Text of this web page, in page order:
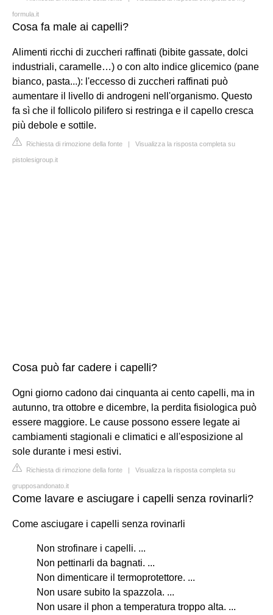
formula.it
Cosa fa male ai capelli?
Alimenti ricchi di zuccheri raffinati (bibite gassate, dolci
industriali, caramelle…) o con alto indice glicemico (pane
bianco, pasta...): l'eccesso di zuccheri raffinati può
aumentare il livello di androgeni nell'organismo. Questo
fa sì che il follicolo pilifero si restringa e il capello cresca
più debole e sottile.
Richiesta di rimozione della fonte | Visualizza la risposta completa su
pistolesigroup.it
Cosa può far cadere i capelli?
Ogni giorno cadono dai cinquanta ai cento capelli, ma in
autunno, tra ottobre e dicembre, la perdita fisiologica può
essere maggiore. Le cause possono essere legate ai
cambiamenti stagionali e climatici e all'esposizione al
sole durante i mesi estivi.
Richiesta di rimozione della fonte | Visualizza la risposta completa su
grupposandonato.it
Come lavare e asciugare i capelli senza rovinarli?
Come asciugare i capelli senza rovinarli
Non strofinare i capelli. ...
Non pettinarli da bagnati. ...
Non dimenticare il termoprotettore. ...
Non usare subito la spazzola. ...
Non usare il phon a temperatura troppo alta. ...